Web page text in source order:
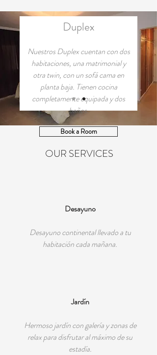
Duplex
Nuestros Duplex cuentan con dos
habitaciones, una matrimonial y
otra twin, con un sofá cama en
planta baja. Tienen cocina
completamente equipada y dos
baños.
Book a Room
OUR SERVICES
Desayuno
Desayuno continental llevado a tu
habitación cada mañana.
Jardín
Hermoso jardín con galería y zonas de
relax para disfrutar al máximo de su
estadía.